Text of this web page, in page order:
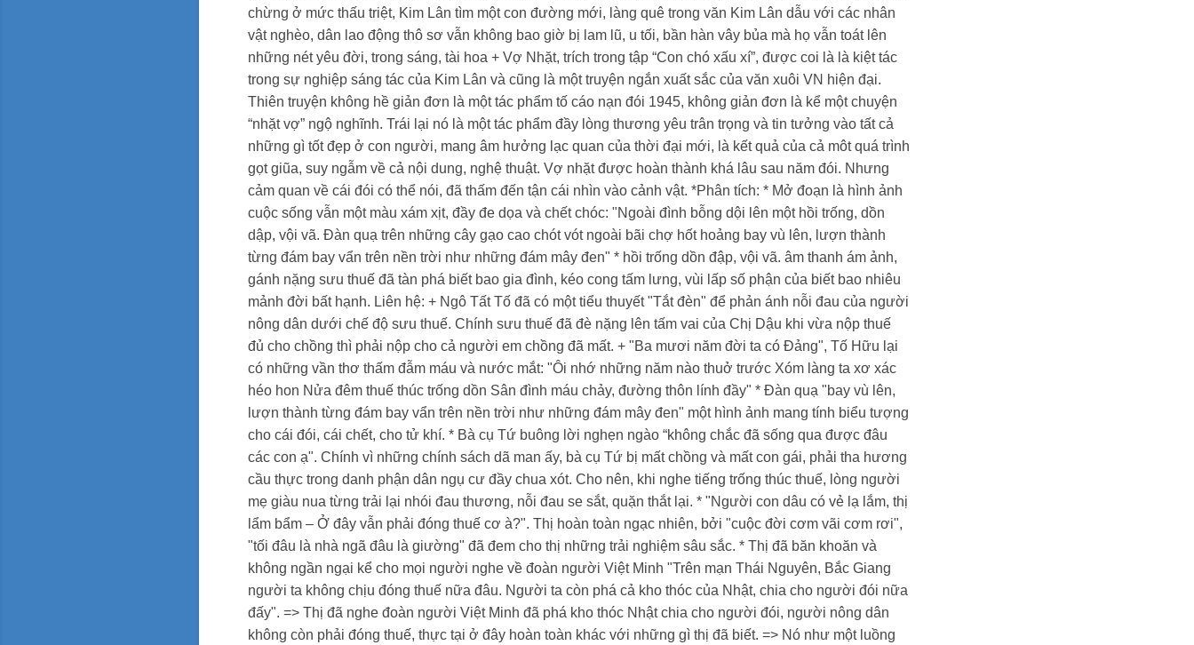
chừng ở mức thấu triệt, Kim Lân tìm một con đường mới, làng quê trong văn Kim Lân dẫu với các nhân
vật nghèo, dân lao động thô sơ vẫn không bao giờ bị lam lũ, u tối, bần hàn vây bủa mà họ vẫn toát lên
những nét yêu đời, trong sáng, tài hoa + Vợ Nhặt, trích trong tập “Con chó xấu xí”, được coi là là kiệt tác
trong sự nghiệp sáng tác của Kim Lân và cũng là một truyện ngắn xuất sắc của văn xuôi VN hiện đại.
Thiên truyện không hề giản đơn là một tác phẩm tố cáo nạn đói 1945, không giản đơn là kể một chuyện
“nhặt vợ” ngộ nghĩnh. Trái lại nó là một tác phẩm đầy lòng thương yêu trân trọng và tin tưởng vào tất cả
những gì tốt đẹp ở con người, mang âm hưởng lạc quan của thời đại mới, là kết quả của cả môt quá trình
gọt giũa, suy ngẫm về cả nội dung, nghệ thuật. Vợ nhặt được hoàn thành khá lâu sau năm đói. Nhưng
cảm quan về cái đói có thể nói, đã thấm đến tận cái nhìn vào cảnh vật. *Phân tích: * Mở đoạn là hình ảnh
cuộc sống vẫn một màu xám xịt, đầy đe dọa và chết chóc: "Ngoài đình bỗng dội lên một hồi trống, dồn
dập, vội vã. Đàn quạ trên những cây gạo cao chót vót ngoài bãi chợ hốt hoảng bay vù lên, lượn thành
từng đám bay vẩn trên nền trời như những đám mây đen" * hồi trống dồn đập, vội vã. âm thanh ám ảnh,
gánh nặng sưu thuế đã tàn phá biết bao gia đình, kéo cong tấm lưng, vùi lấp số phận của biết bao nhiêu
mảnh đời bất hạnh. Liên hệ: + Ngô Tất Tố đã có một tiểu thuyết "Tắt đèn" để phản ánh nỗi đau của người
nông dân dưới chế độ sưu thuế. Chính sưu thuế đã đè nặng lên tấm vai của Chị Dậu khi vừa nộp thuế
đủ cho chồng thì phải nộp cho cả người em chồng đã mất. + "Ba mươi năm đời ta có Đảng", Tố Hữu lại
có những vần thơ thấm đẫm máu và nước mắt: "Ôi nhớ những năm nào thuở trước Xóm làng ta xơ xác
héo hon Nửa đêm thuế thúc trống dồn Sân đình máu chảy, đường thôn lính đầy" * Đàn quạ "bay vù lên,
lượn thành từng đám bay vẩn trên nền trời như những đám mây đen" một hình ảnh mang tính biểu tượng
cho cái đói, cái chết, cho tử khí. * Bà cụ Tứ buông lời nghẹn ngào “không chắc đã sống qua được đâu
các con ạ". Chính vì những chính sách dã man ấy, bà cụ Tứ bị mất chồng và mất con gái, phải tha hương
cầu thực trong danh phận dân ngụ cư đầy chua xót. Cho nên, khi nghe tiếng trống thúc thuế, lòng người
mẹ giàu nua từng trải lại nhói đau thương, nỗi đau se sắt, quặn thắt lại. * "Người con dâu có vẻ lạ lắm, thị
lẩm bẩm – Ở đây vẫn phải đóng thuế cơ à?". Thị hoàn toàn ngạc nhiên, bởi "cuộc đời cơm vãi cơm rơi",
"tối đâu là nhà ngã đâu là giường" đã đem cho thị những trải nghiệm sâu sắc. * Thị đã băn khoăn và
không ngần ngại kể cho mọi người nghe về đoàn người Việt Minh "Trên mạn Thái Nguyên, Bắc Giang
người ta không chịu đóng thuế nữa đâu. Người ta còn phá cả kho thóc của Nhật, chia cho người đói nữa
đấy". => Thị đã nghe đoàn người Việt Minh đã phá kho thóc Nhật chia cho người đói, người nông dân
không còn phải đóng thuế, thực tại ở đây hoàn toàn khác với những gì thị đã biết. => Nó như một luồng